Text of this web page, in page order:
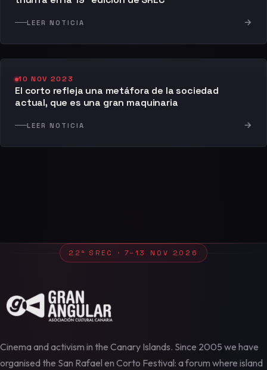
LEER NOTICIA →
10 NOV 2023
El corto refleja una metáfora de la sociedad
actual, que es una gran maquinaria
LEER NOTICIA →
22ª SREC · 7–13 NOV 2026
Cinema and activism in the Canary Islands. Since 2005 we have
organised the San Rafael en Corto Festival: a forum where island